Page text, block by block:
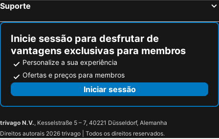
Suporte
Inicie sessão para desfrutar de
vantagens exclusivas para membros
Personalize a sua experiência
Ofertas e preços para membros
Iniciar sessão
trivago N.V., Kesselstraße 5 – 7, 40221 Düsseldorf, Alemanha
Direitos autorais 2026 trivago | Todos os direitos reservados.